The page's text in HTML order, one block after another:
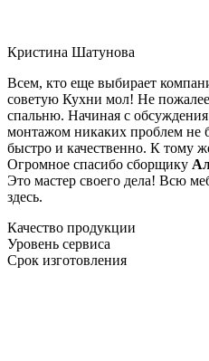
Кристина Шатунова
Всем, кто еще выбирает
советую Кухни мол! Не
спальню. Начиная с обсуждения
монтажом никаких проблем не
быстро и качественно. К тому
Огромное спасибо сборщику
Это мастер своего дела! Всю
здесь.
Качество продукции
Уровень сервиса
Срок изготовления